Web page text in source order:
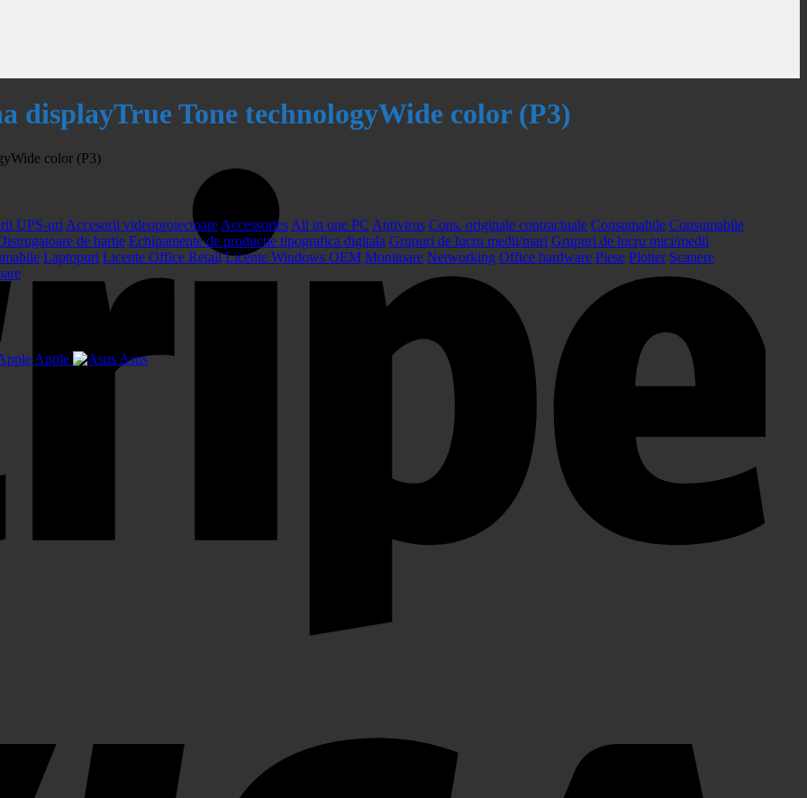
Tone technologyWide color (P3)
color (P3)
UPS-uri Accesorii videoproiectoare Accessories All in one PC Antivirus Cons. originale contractuale Consumabile Consumabile
de hartie Echipamente de productie tipografica digitala Grupuri de lucru medii/mari Grupuri de lucru mici/medii
Laptopuri Licente Office Retail Licente Windows OEM Monitoare Networking Office hardware Piese Plotter Scanere
Apple Asus